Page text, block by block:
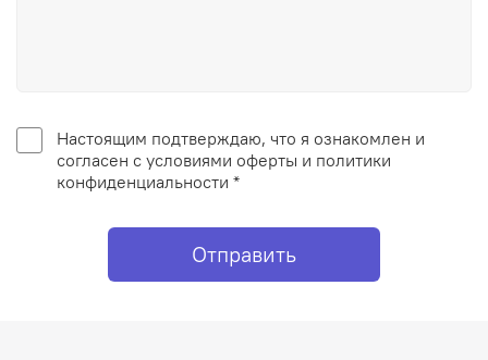
Настоящим подтверждаю, что я ознакомлен и
согласен с условиями оферты и политики
конфиденциальности *
Отправить